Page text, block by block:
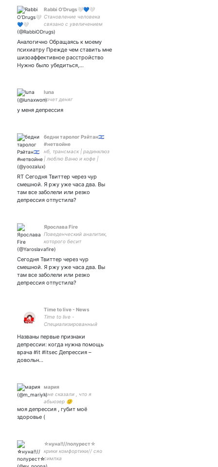
Rabbi O'Drugs🤍💙🤍
Становление человека
связано с увеличением
разнообразия
веществ. — Фридрих
Энгельс
Аналогично Обращаясь к моему
психиатру Прежде чем ставить мне
шизоаффективное расстройство
Нужно было убедиться,…
luna
хочет деняг
у меня депрессия
бедни таролог Рэйтан🇮🇱
#нетвойне
нб, трансмаск | радинклюз
| люблю Ваню и кофе |
пианист
RT Сегодня Твиттер через чур
смешной. Я ржу уже часа два. Вы
там все заболели или резко
депрессия отпустила?
Ярослава Fire
Поведенческий аналитик,
которого бесит
неразумное общество
Сегодня Твиттер через чур
смешной. Я ржу уже часа два. Вы
там все заболели или резко
депрессия отпустила?
Time to live - News
Time to live -
Специализированный
ИТ. Наши сообщества ,
Названы первые признаки
депрессии: когда нужна помощь
врача #it #itsec Депрессия –
довольн…
мария
мне сказали , что я
абьюзер 🙂
моя депрессия , губит моё
здоровье (
☆нуна!!//полурест☆
крики комфортики// сяо
симпка